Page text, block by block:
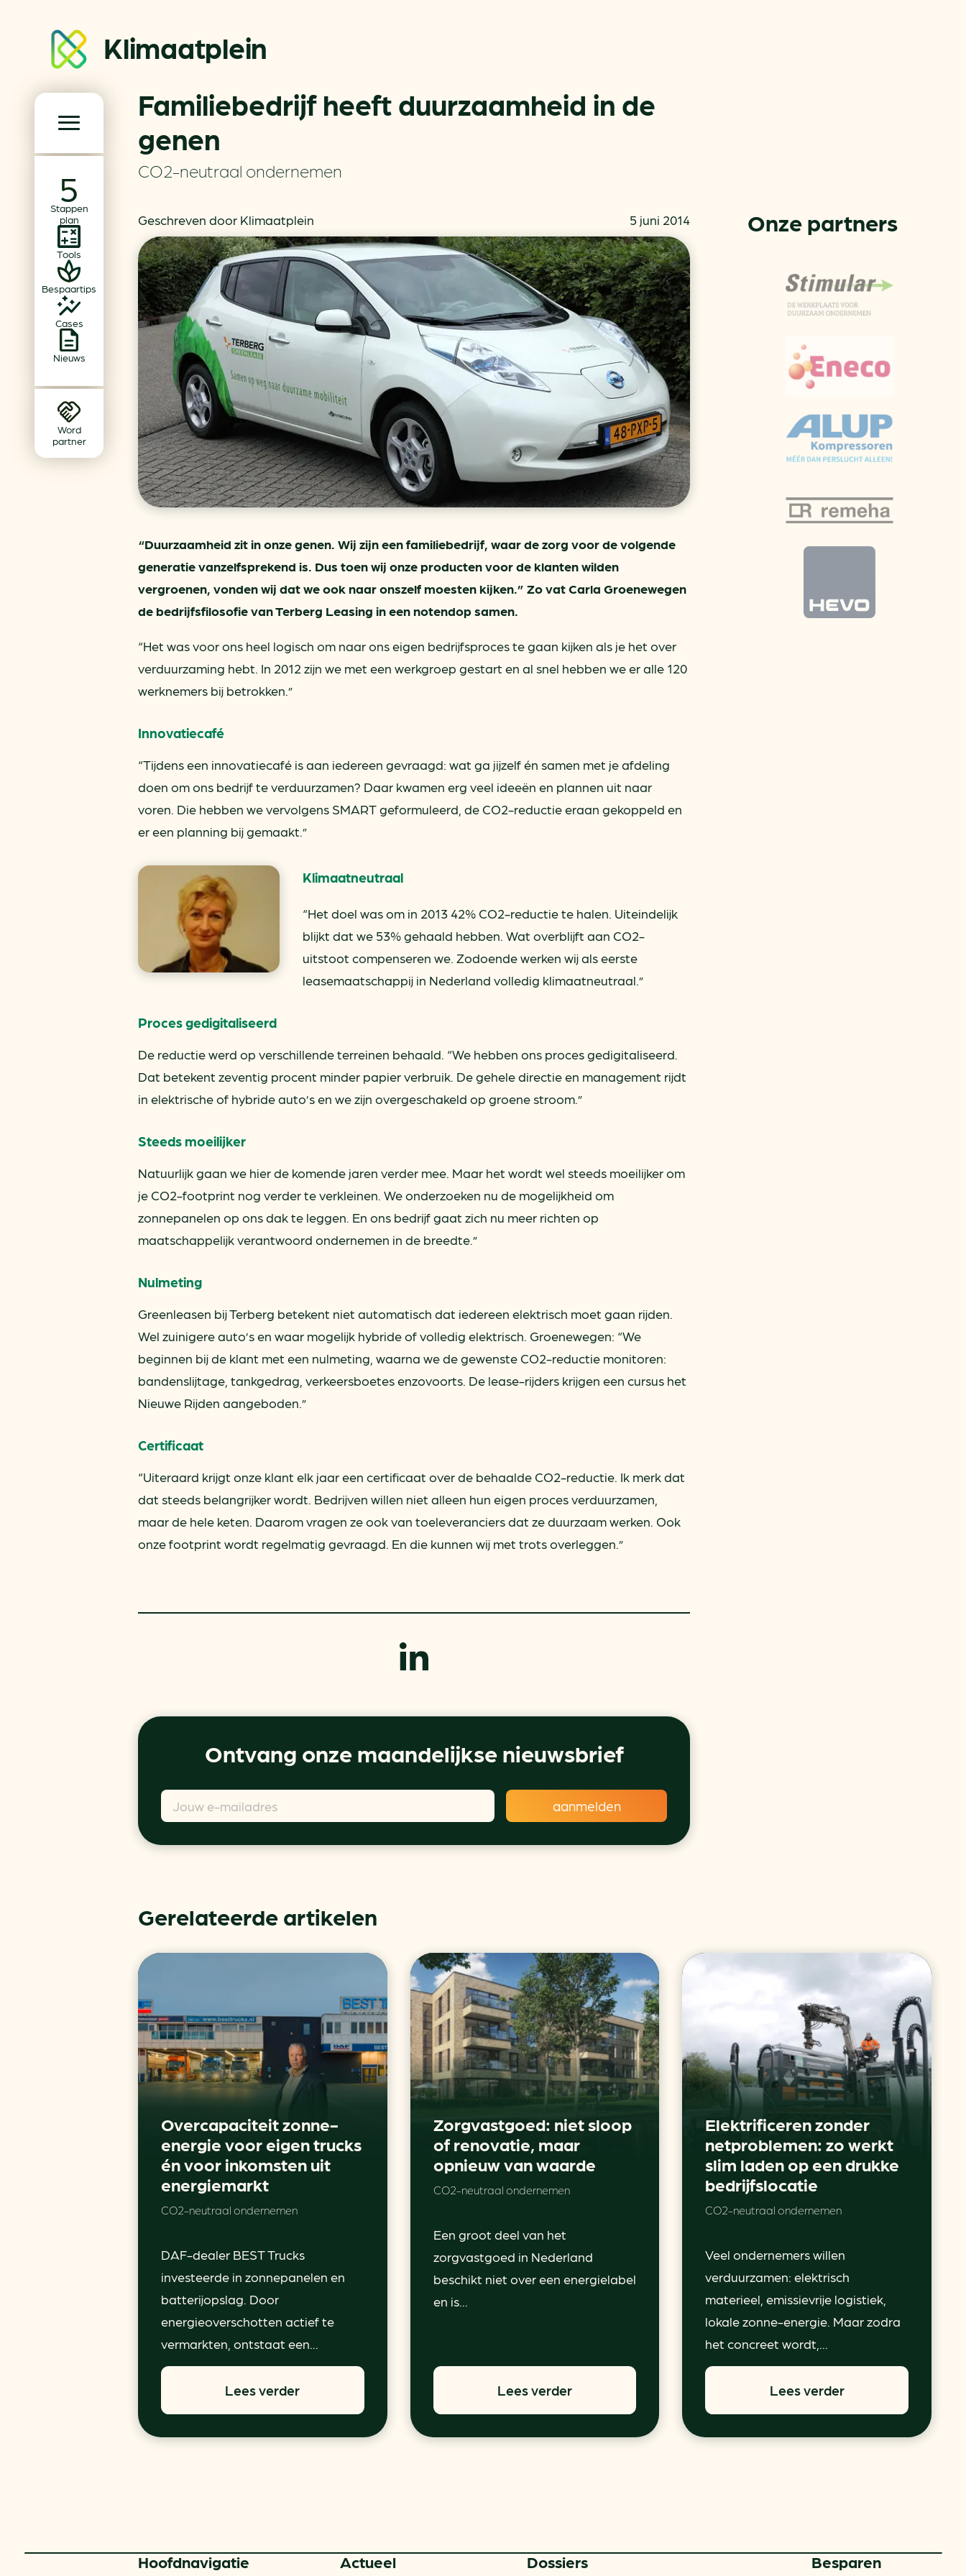
Klimaatplein
Stappen
plan
Tools
Bespaartips
Cases
Nieuws
Word
partner
Hoofd­navigatie
Partners
Word partner
Contact
Events
Nieuwsbrief
Dossiers
Achtergrond klimaatverandering
Beprijzing van CO2
Ondernemen zonder aardgas
Verduurzamen bedrijventerrein
Klimaattransitie op wijkniveau
Besparen
In je gebouw
Op vervoer
In de bedrijfsvoering
MKB energie bespaarcheck
Terugverdien­tijden
Subsidiewijzer voor ondernemers
Voorkomen van klimaatschade
Autobrandstof besparen
Verlichtingscan
Wegwijzers energie besparen
Hergebruiken of recyclen van bijproducten
voor het MKB
Energie besparen op uw PC
info@klimaatplein.nl (073) 822 74 86
Familiebedrijf heeft duurzaamheid in de
genen
CO2-neutraal ondernemen
Geschreven door Klimaatplein 5 juni 2014
“Duurzaamheid zit in onze genen. Wij zijn een familiebedrijf, waar de zorg voor de volgende
generatie vanzelfsprekend is. Dus toen wij onze producten voor de klanten wilden
vergroenen, vonden wij dat we ook naar onszelf moesten kijken.” Zo vat Carla Groenewegen
de bedrijfsfilosofie van Terberg Leasing in een notendop samen.
“Het was voor ons heel logisch om naar ons eigen bedrijfsproces te gaan kijken als je het over
verduurzaming hebt. In 2012 zijn we met een werkgroep gestart en al snel hebben we er alle 120
werknemers bij betrokken.”
Innovatiecafé
“Tijdens een innovatiecafé is aan iedereen gevraagd: wat ga jijzelf én samen met je afdeling
doen om ons bedrijf te verduurzamen? Daar kwamen erg veel ideeën en plannen uit naar
voren. Die hebben we vervolgens SMART geformuleerd, de CO2-reductie eraan gekoppeld en
er een planning bij gemaakt.”
Klimaatneutraal
“Het doel was om in 2013 42% CO2-reductie te halen. Uiteindelijk
blijkt dat we 53% gehaald hebben. Wat overblijft aan CO2-
uitstoot compenseren we. Zodoende werken wij als eerste
leasemaatschappij in Nederland volledig klimaatneutraal.”
Proces gedigitaliseerd
De reductie werd op verschillende terreinen behaald. “We hebben ons proces gedigitaliseerd.
Dat betekent zeventig procent minder papier verbruik. De gehele directie en management rijdt
in elektrische of hybride auto’s en we zijn overgeschakeld op groene stroom.”
Steeds moeilijker
Natuurlijk gaan we hier de komende jaren verder mee. Maar het wordt wel steeds moeilijker om
je CO2-footprint nog verder te verkleinen. We onderzoeken nu de mogelijkheid om
zonnepanelen op ons dak te leggen. En ons bedrijf gaat zich nu meer richten op
maatschappelijk verantwoord ondernemen in de breedte.”
Nulmeting
Greenleasen bij Terberg betekent niet automatisch dat iedereen elektrisch moet gaan rijden.
Wel zuinigere auto’s en waar mogelijk hybride of volledig elektrisch. Groenewegen: “We
beginnen bij de klant met een nulmeting, waarna we de gewenste CO2-reductie monitoren:
bandenslijtage, tankgedrag, verkeersboetes enzovoorts. De lease-rijders krijgen een cursus het
Nieuwe Rijden aangeboden.”
Certificaat
“Uiteraard krijgt onze klant elk jaar een certificaat over de behaalde CO2-reductie. Ik merk dat
dat steeds belangrijker wordt. Bedrijven willen niet alleen hun eigen proces verduurzamen,
maar de hele keten. Daarom vragen ze ook van toeleveranciers dat ze duurzaam werken. Ook
onze footprint wordt regelmatig gevraagd. En die kunnen wij met trots overleggen.”
Ontvang onze maandelijkse nieuwsbrief
Onze partners
Gerelateerde artikelen
Overcapaciteit zonne-
energie voor eigen trucks
én voor inkomsten uit
energiemarkt
CO2-neutraal ondernemen
DAF-dealer BEST Trucks
investeerde in zonnepanelen en
batterijopslag. Door
energieoverschotten actief te
vermarkten, ontstaat een...
Lees verder
Zorgvastgoed: niet sloop
of renovatie, maar
opnieuw van waarde
CO2-neutraal ondernemen
Een groot deel van het
zorgvastgoed in Nederland
beschikt niet over een energielabel
en is...
Lees verder
Elektrificeren zonder
netproblemen: zo werkt
slim laden op een drukke
bedrijfslocatie
CO2-neutraal ondernemen
Veel ondernemers willen
verduurzamen: elektrisch
materieel, emissievrije logistiek,
lokale zonne-energie. Maar zodra
het concreet wordt,...
Lees verder
Hoofd­navigatie Actueel Dossiers Besparen